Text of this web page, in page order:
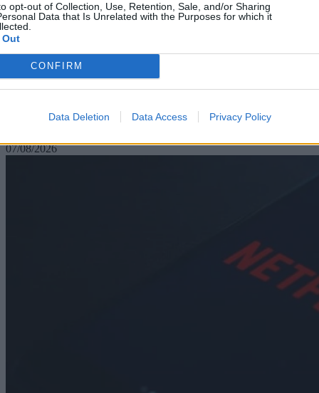
opt-out of Collection, Use, Retention, Sale, and/or Sharing
Data that Is Unrelated with the Purposes for which it
CONFIRM
Data Deletion Data Access Privacy Policy
Technology
τηλεφωνικές πωλήσεις
07/08/2026